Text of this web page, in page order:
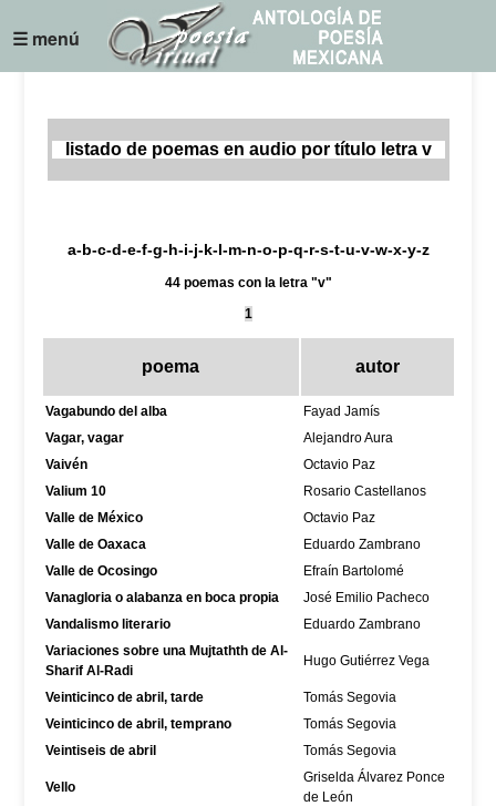
☰ menú
listado de poemas en audio por título letra v
a-b-c-d-e-f-g-h-i-j-k-l-m-n-o-p-q-r-s-t-u-v-w-x-y-z
44 poemas con la letra "v"
1
poema autor
Vagabundo del alba
Fayad Jamís
Vagar, vagar
Alejandro Aura
Vaivén
Octavio Paz
Valium 10
Rosario Castellanos
Valle de México
Octavio Paz
Valle de Oaxaca
Eduardo Zambrano
Valle de Ocosingo
Efraín Bartolomé
Vanagloria o alabanza en boca propia
José Emilio Pacheco
Vandalismo literario
Eduardo Zambrano
Variaciones sobre una Mujtathth de Al-
Sharif Al-Radi
Hugo Gutiérrez Vega
Veinticinco de abril, tarde
Tomás Segovia
Veinticinco de abril, temprano
Tomás Segovia
Veintiseis de abril
Tomás Segovia
Vello
Griselda Álvarez Ponce
de León